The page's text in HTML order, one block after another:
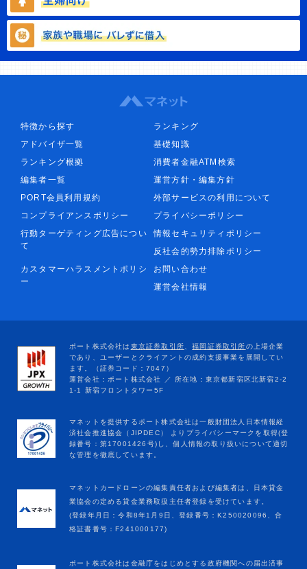
特徴から探す
ランキング
アドバイザ一覧
基礎知識
ランキング根拠
消費者金融ATM検索
編集者一覧
運営方針・編集方針
PORT会員利用規約
外部サービスの利用について
コンプライアンスポリシー
プライバシーポリシー
行動ターゲティング広告につい
て
情報セキュリティポリシー
反社会的勢力排除ポリシー
カスタマーハラスメントポリシ
ー
お問い合わせ
運営会社情報
マネットカードローンの編集責任者および編集者は、日本貸金
業協会の定める貸金業務取扱主任者登録を受けています。
(登録年月日：令和8年1月9日、登録番号：K250020096、合
格証書番号：F241000177)
ポート株式会社は金融庁をはじめとする政府機関への届出済事